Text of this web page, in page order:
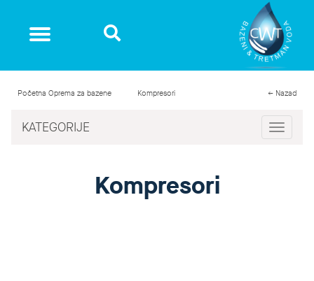
Početna Oprema za bazene Kompresori ← Nazad
Toggle
KATEGORIJE
Kompresori